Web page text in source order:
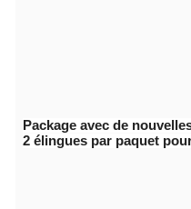
Package avec de
2 élingues par paquet